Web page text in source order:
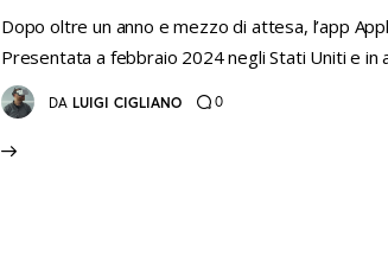
Dopo oltre un anno e mezzo di attesa, l’app
Presentata a febbraio 2024 negli Stati Uniti e in
DA LUIGI CIGLIANO 0